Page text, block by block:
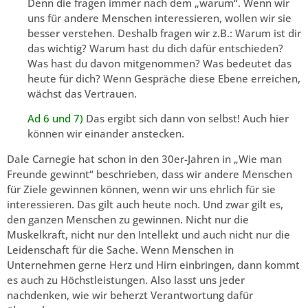
Denn die fragen immer nach dem „warum“. Wenn wir
uns für andere Menschen interessieren, wollen wir sie
besser verstehen. Deshalb fragen wir z.B.: Warum ist dir
das wichtig? Warum hast du dich dafür entschieden?
Was hast du davon mitgenommen? Was bedeutet das
heute für dich? Wenn Gespräche diese Ebene erreichen,
wächst das Vertrauen.
Ad 6 und 7) Das ergibt sich dann von selbst! Auch hier
können wir einander anstecken.
Dale Carnegie hat schon in den 30er-Jahren in „Wie man
Freunde gewinnt“ beschrieben, dass wir andere Menschen
für Ziele gewinnen können, wenn wir uns ehrlich für sie
interessieren. Das gilt auch heute noch. Und zwar gilt es,
den ganzen Menschen zu gewinnen. Nicht nur die
Muskelkraft, nicht nur den Intellekt und auch nicht nur die
Leidenschaft für die Sache. Wenn Menschen in
Unternehmen gerne Herz und Hirn einbringen, dann kommt
es auch zu Höchstleistungen. Also lasst uns jeder
nachdenken, wie wir beherzt Verantwortung dafür